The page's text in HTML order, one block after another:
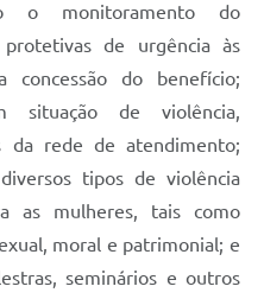
o monitoramento do
de urgência às
concessão do benefício;
situação de violência,
da rede de atendimento;
tipos de violência
as mulheres, tais como
moral e patrimonial; e
seminários e outros